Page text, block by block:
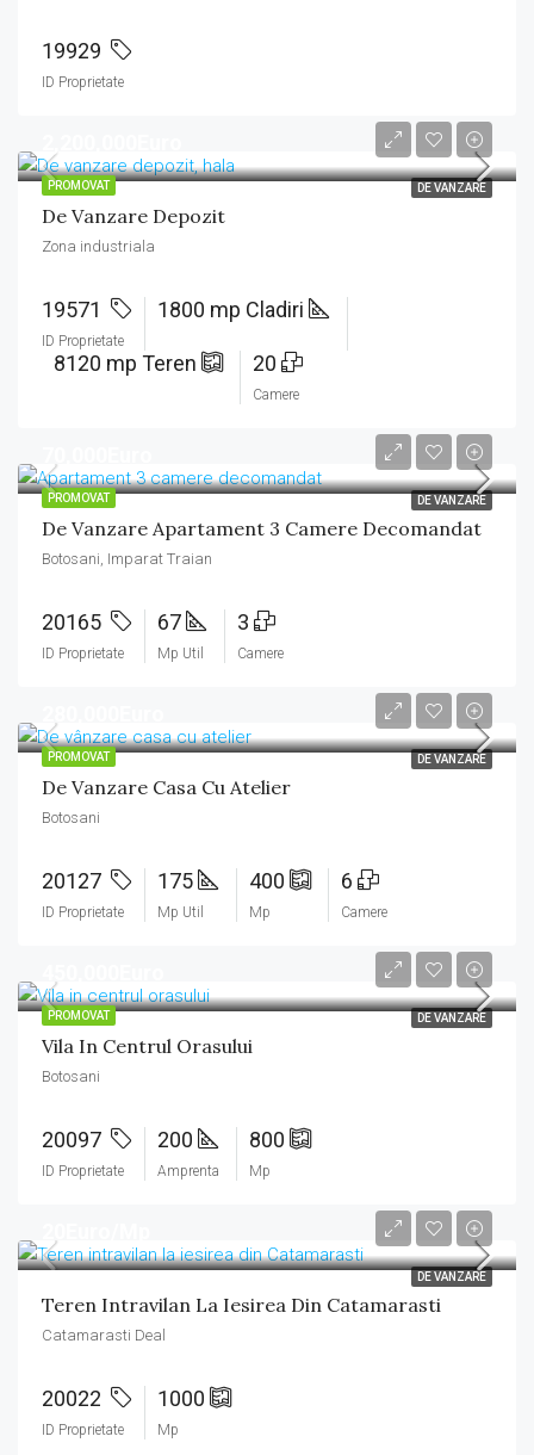
19929
ID Proprietate
PROMOVAT DE VANZARE
De Vanzare Depozit
Zona industriala
19571
ID Proprietate
1800 mp Cladiri
8120 mp Teren 20
Camere
PROMOVAT DE VANZARE
De Vanzare Apartament 3 Camere Decomandat
Botosani, Imparat Traian
20165
ID Proprietate
67
Mp Util
3
Camere
PROMOVAT DE VANZARE
De Vanzare Casa Cu Atelier
Botosani
20127
ID Proprietate
175
Mp Util
400
Mp
6
Camere
PROMOVAT DE VANZARE
Vila In Centrul Orasului
Botosani
20097
ID Proprietate
200
Amprenta
800
Mp
DE VANZARE
Teren Intravilan La Iesirea Din Catamarasti
Catamarasti Deal
20022
ID Proprietate
1000
Mp